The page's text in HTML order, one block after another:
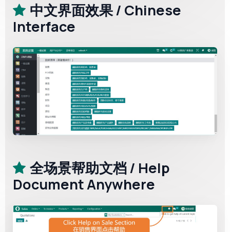
中文界面效果 / Chinese
Interface
全场景帮助文档 / Help
Document Anywhere